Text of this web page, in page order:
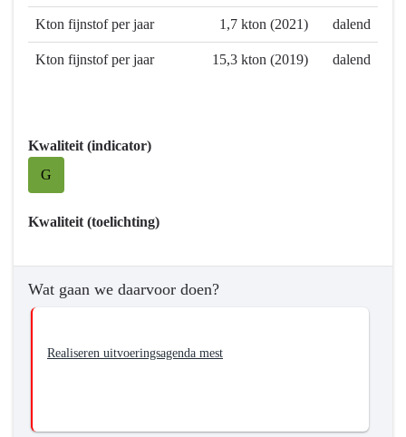
Het
meest
Europa
Kton fijnstof per jaar 1,7 kton (2021) dalend
Kton fijnstof per jaar 15,3 kton (2019) dalend
Kwaliteit (indicator)
G
Kwaliteit (toelichting)
Wat gaan we daarvoor doen?
Realiseren uitvoeringsagenda mest